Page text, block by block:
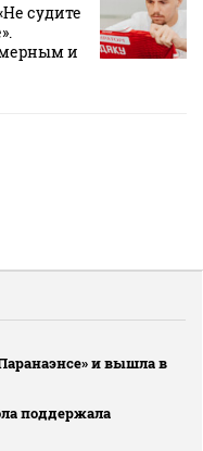
судите
и
и вышла в
поддержала